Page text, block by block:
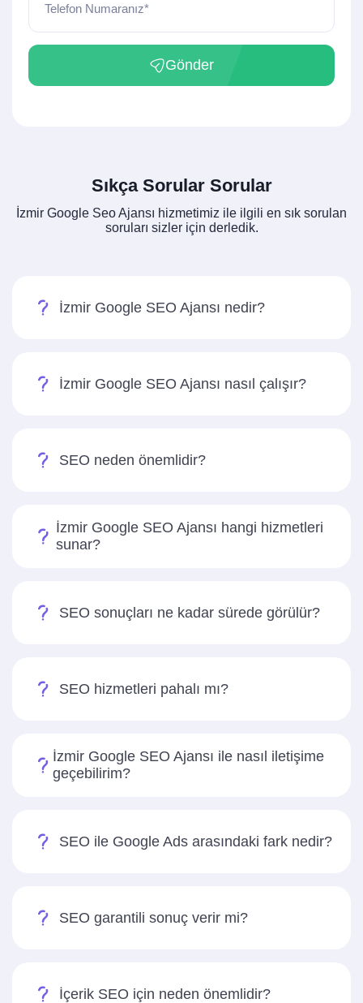
Telefon Numaranız*
Gönder
Sıkça Sorular Sorular
İzmir Google Seo Ajansı hizmetimiz ile ilgili en sık sorulan
soruları sizler için derledik.
İzmir Google SEO Ajansı nedir?
İzmir Google SEO Ajansı nasıl çalışır?
SEO neden önemlidir?
İzmir Google SEO Ajansı hangi hizmetleri
sunar?
SEO sonuçları ne kadar sürede görülür?
SEO hizmetleri pahalı mı?
İzmir Google SEO Ajansı ile nasıl iletişime
geçebilirim?
SEO ile Google Ads arasındaki fark nedir?
SEO garantili sonuç verir mi?
İçerik SEO için neden önemlidir?